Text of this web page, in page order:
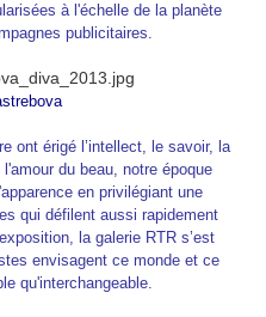
à l'échelle de la planète
publicitaires.
ont érigé l’intellect, le savoir, la
du beau, notre époque
en privilégiant une
qui défilent aussi rapidement
la galerie RTR s’est
envisagent ce monde et ce
qu'interchangeable.